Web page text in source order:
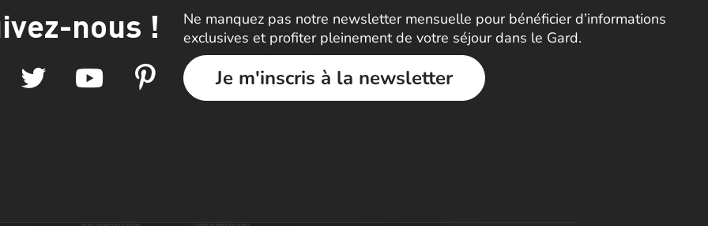
nous !
Ne manquez pas notre newsletter mensuelle pour bénéficier d’informations
exclusives et profiter pleinement de votre séjour dans le Gard.
Je m'inscris à la newsletter